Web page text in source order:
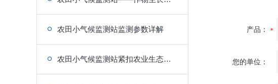
农田小气候监测站监测参数详解
农田小气候监测站紧扣农业生态的细微脉络
产品：
您的单位：